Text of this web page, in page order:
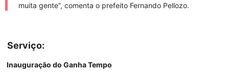
muita gente”, comenta o prefeito Fernando Pellozo.
Serviço:
Inauguração do Ganha Tempo